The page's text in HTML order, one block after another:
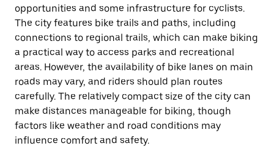
opportunities and some infrastructure for cyclists.
The city features bike trails and paths, including
connections to regional trails, which can make biking
a practical way to access parks and recreational
areas. However, the availability of bike lanes on main
roads may vary, and riders should plan routes
carefully. The relatively compact size of the city can
make distances manageable for biking, though
factors like weather and road conditions may
influence comfort and safety.